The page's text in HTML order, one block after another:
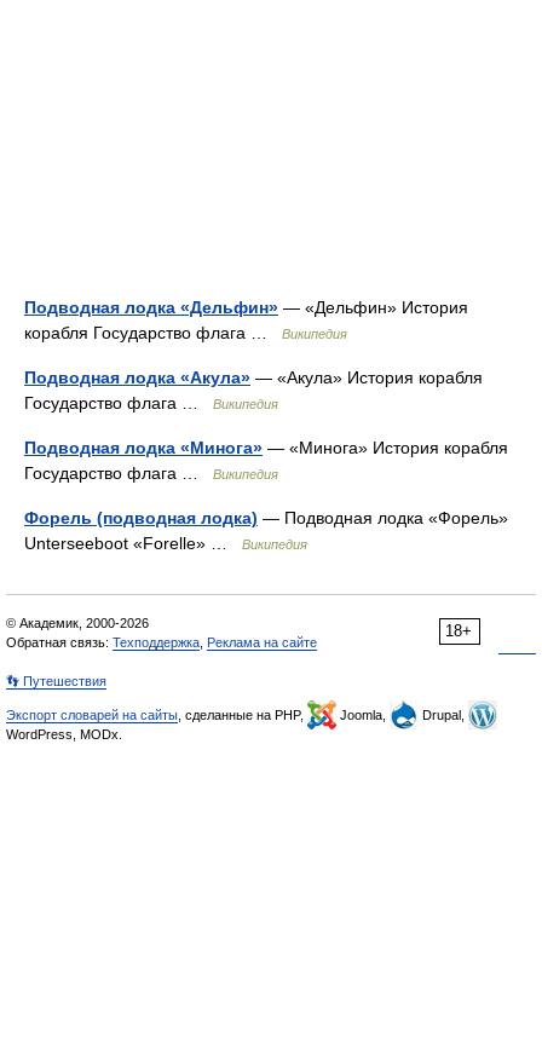
Подводная лодка «Дельфин» — «Дельфин» История
корабля Государство флага …
Википедия
Подводная лодка «Акула» — «Акула» История корабля
Государство флага …
Википедия
Подводная лодка «Минога» — «Минога» История корабля
Государство флага …
Википедия
Форель (подводная лодка) — Подводная лодка «Форель»
Unterseeboot «Forelle» …
Википедия
18+
© Академик, 2000-2026
Обратная связь: Техподдержка Реклама на сайте
👣 Путешествия
Экспорт словарей на сайты , сделанные на PHP, Joomla,
Drupal,
WordPress, MODx.